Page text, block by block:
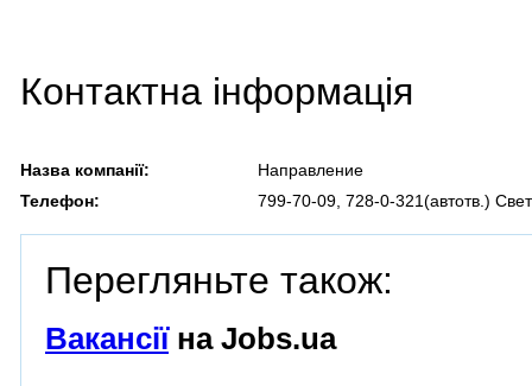
Контактна інформація
Назва компанії:
Направление
Телефон:
799-70-09, 728-0-321(автотв.)
Перегляньте також:
Вакансіїна Jobs.ua